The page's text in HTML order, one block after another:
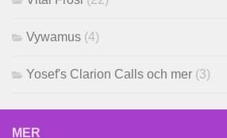
Vywamus (4)
Yosef's Clarion Calls och mer (3)
MER